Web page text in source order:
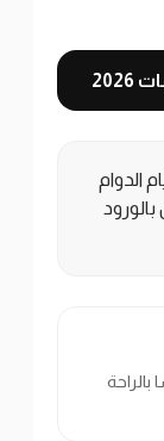
الدوام